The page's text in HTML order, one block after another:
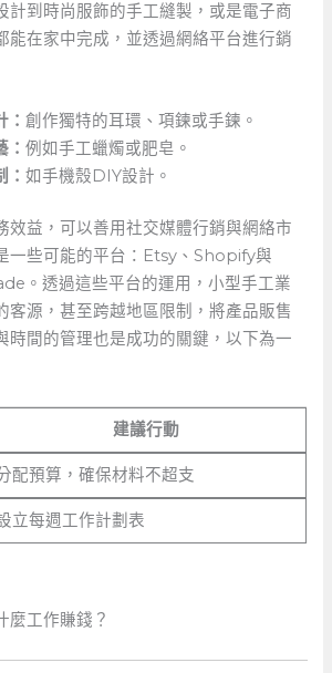
計到時尚服飾的手工縫製，或是電子商
能在家中完成，並透過網絡平台進行銷
：創作獨特的耳環、項鍊或手鍊。
：例如手工蠟燭或肥皂。
：如手機殼DIY設計。
效益，可以善用社交媒體行銷與網絡市
一些可能的平台： Etsy、Shopify與
。透過這些平台的運用，小型手工業
客源，甚至跨越地區限制，將產品販售
時間的管理也是成功的關鍵，以下為一
建議行動
配預算，確保材料不超支
立每週工作計劃表
麼工作賺錢？